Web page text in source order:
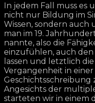
In jedem Fall muss es
nicht nur Bildung im
Wissen, sondern auch
man im 19.
nannte, also die
einzufühlen, auch
lassen und letztlich
Vergangenheit in
Geschichtsschreibung
Angesichts der
starteten wir in einem